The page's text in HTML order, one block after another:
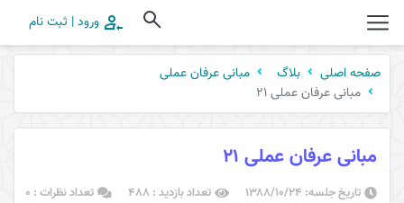
ورود | ثبت نام
صفحه اصلی بلاگ مبانی عرفان عملی
مبانی عرفان عملی 21
مبانی عرفان عملی 21
تاریخ جلسه: ۱۳۸۸/۱۰/۲۴ تعداد بازدید : 488
تعداد نظرات : 0